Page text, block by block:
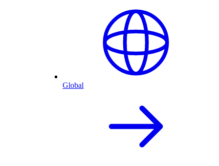
Global